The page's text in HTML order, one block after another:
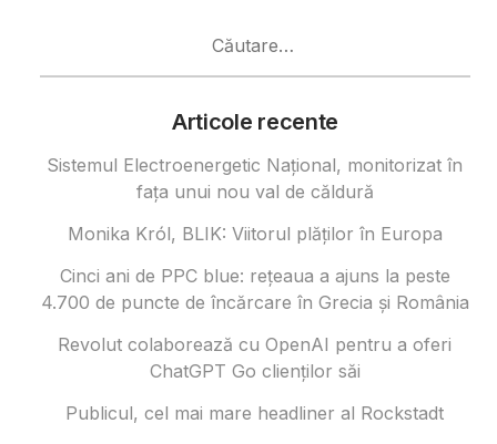
Articole recente
Sistemul Electroenergetic Național, monitorizat în
fața unui nou val de căldură
Monika Król, BLIK: Viitorul plăților în Europa
Cinci ani de PPC blue: rețeaua a ajuns la peste
4.700 de puncte de încărcare în Grecia și România
Revolut colaborează cu OpenAI pentru a oferi
ChatGPT Go clienților săi
Publicul, cel mai mare headliner al Rockstadt